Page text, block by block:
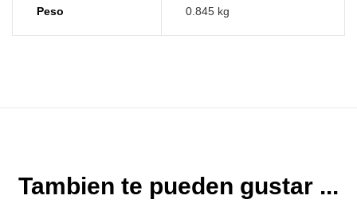
Peso 0.845 kg
Tambien te pueden gustar ...